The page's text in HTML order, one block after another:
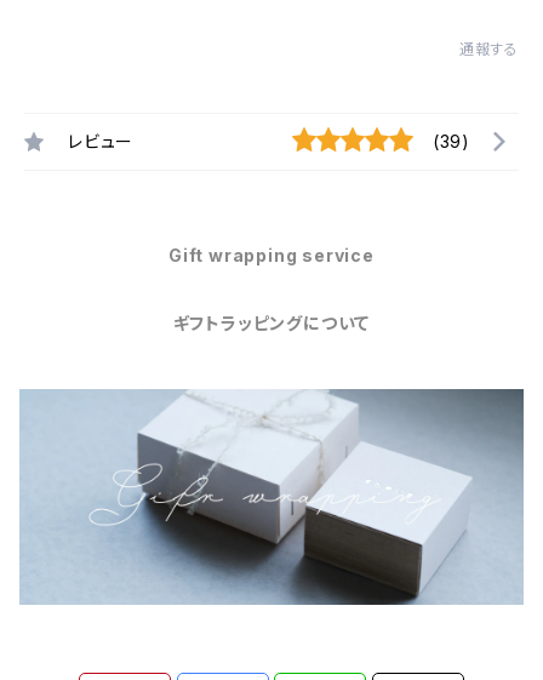
通報する
レビュー (39)
Gift wrapping service
ギフトラッピングについて